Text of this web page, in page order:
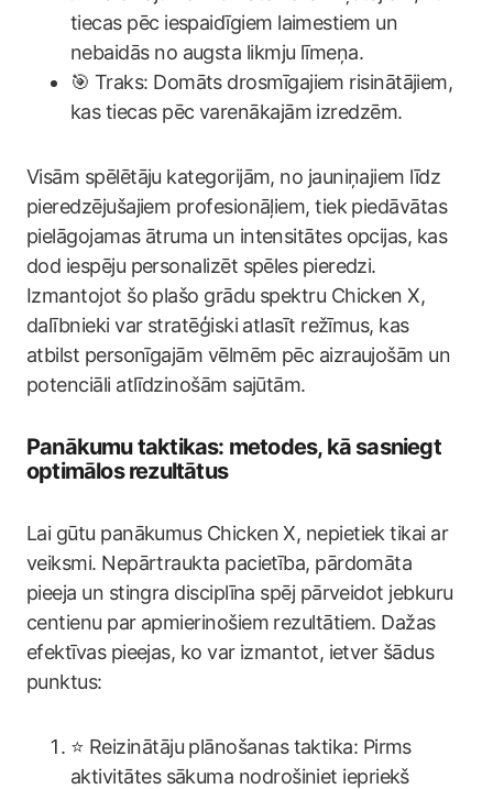
tiecas pēc iespaidīgiem laimestiem un
nebaidās no augsta likmju līmeņa.
🎯 Traks: Domāts drosmīgajiem risinātājiem,
kas tiecas pēc varenākajām izredzēm.
Visām spēlētāju kategorijām, no jauniņajiem līdz
pieredzējušajiem profesionāļiem, tiek piedāvātas
pielāgojamas ātruma un intensitātes opcijas, kas
dod iespēju personalizēt spēles pieredzi.
Izmantojot šo plašo grādu spektru Chicken X,
dalībnieki var stratēģiski atlasīt režīmus, kas
atbilst personīgajām vēlmēm pēc aizraujošām un
potenciāli atlīdzinošām sajūtām.
Panākumu taktikas: metodes, kā sasniegt
optimālos rezultātus
Lai gūtu panākumus Chicken X, nepietiek tikai ar
veiksmi. Nepārtraukta pacietība, pārdomāta
pieeja un stingra disciplīna spēj pārveidot jebkuru
centienu par apmierinošiem rezultātiem. Dažas
efektīvas pieejas, ko var izmantot, ietver šādus
punktus:
⭐ Reizinātāju plānošanas taktika: Pirms
aktivitātes sākuma nodrošiniet iepriekš